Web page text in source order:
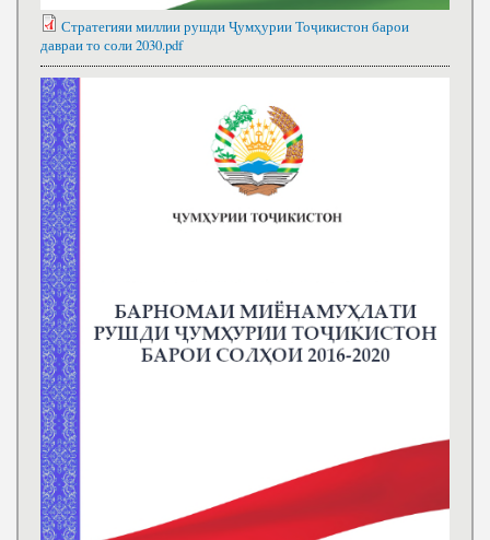
Стратегияи миллии рушди Ҷумҳурии Тоҷикистон барои
давраи то соли 2030.pdf